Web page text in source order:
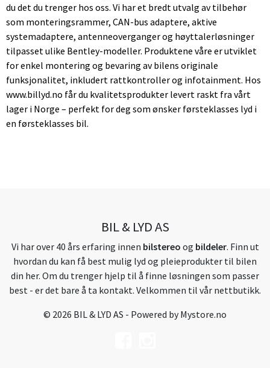
du det du trenger hos oss. Vi har et bredt utvalg av tilbehør
som monteringsrammer, CAN-bus adaptere, aktive
systemadaptere, antenneoverganger og høyttalerløsninger
tilpasset ulike Bentley-modeller. Produktene våre er utviklet
for enkel montering og bevaring av bilens originale
funksjonalitet, inkludert rattkontroller og infotainment. Hos
www.billyd.no får du kvalitetsprodukter levert raskt fra vårt
lager i Norge – perfekt for deg som ønsker førsteklasses lyd i
en førsteklasses bil.
BIL & LYD AS
Vi har over 40 års erfaring innen bilstereo og bildeler. Finn ut
hvordan du kan få best mulig lyd og pleieprodukter til bilen
din her. Om du trenger hjelp til å finne løsningen som passer
best - er det bare å ta kontakt. Velkommen til vår nettbutikk.
© 2026 BIL & LYD AS - Powered byMystore.no